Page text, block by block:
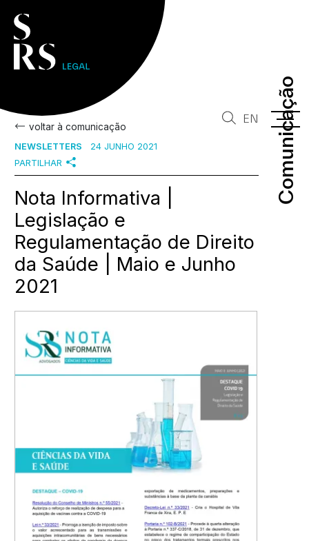
Comunicação
Comunicação
EN
voltar à comunicação
NEWSLETTERS
24 JUNHO 2021
PARTILHAR
Nota Informativa |
Legislação e
Regulamentação de Direito
da Saúde | Maio e Junho
2021